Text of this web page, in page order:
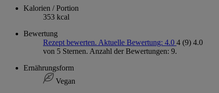
Kalorien / Portion
353 kcal
Bewertung
Rezept bewerten. Aktuelle Bewertung: 4.0 4 (9) 4.0
von 5 Sternen. Anzahl der Bewertungen: 9.
Ernährungsform
Vegan